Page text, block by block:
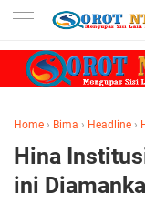
Home › Bima › Headline ›
Hina
ini